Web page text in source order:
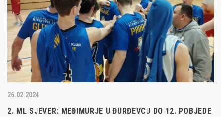
26.02.2024
2. ML SJEVER: MEĐIMURJE U ĐURĐEVCU DO 12. POBJEDE